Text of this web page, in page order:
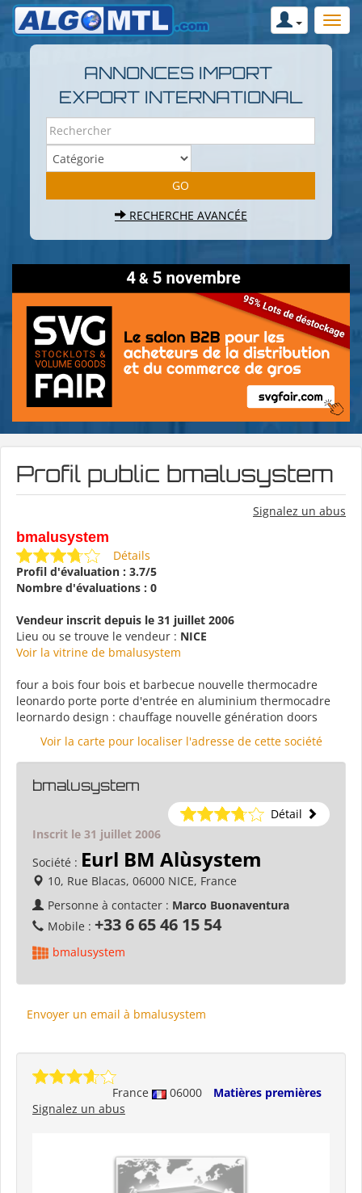
ANNONCES IMPORT
EXPORT INTERNATIONAL
RECHERCHE AVANCÉE
Profil public bmalusystem
Signalez un abus
bmalusystem
Détails
Profil d'évaluation : 3.7/5
Nombre d'évaluations : 0
Vendeur inscrit depuis le 31 juillet 2006
Lieu ou se trouve le vendeur : NICE
Voir la vitrine de bmalusystem
four a bois four bois et barbecue nouvelle thermocadre
leonardo porte porte d'entrée en aluminium thermocadre
leornardo design : chauffage nouvelle génération doors
Voir la carte pour localiser l'adresse de cette société
bmalusystem
Détail
Inscrit le 31 juillet 2006
Société : Eurl BM Alùsystem
10, Rue Blacas, 06000 NICE, France
Personne à contacter : Marco Buonaventura
Mobile : +33 6 65 46 15 54
bmalusystem
Envoyer un email à bmalusystem
France 06000
Matières premières
Signalez un abus